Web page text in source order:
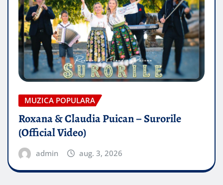
MUZICA POPULARA
Roxana & Claudia Puican – Surorile
(Official Video)
admin aug. 3, 2026